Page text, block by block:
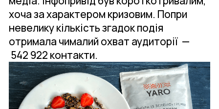
хоча за характером кризовим. Попри
невелику кількість згадок подія
отримала чималий охват аудиторії —
542 922 контакти.